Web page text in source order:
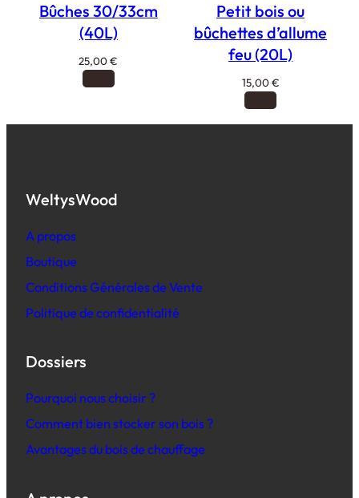
Bûches 30/33cm
(40L)
25,00€
Petit bois ou
bûchettes d’allume
feu (20L)
15,00€
WeltysWood
A propos
Boutique
Conditions Générales de Vente
Politique de confidentialité
Dossiers
Pourquoi nous choisir ?
Comment bien stocker son bois ?
Avantages du bois de chauffage